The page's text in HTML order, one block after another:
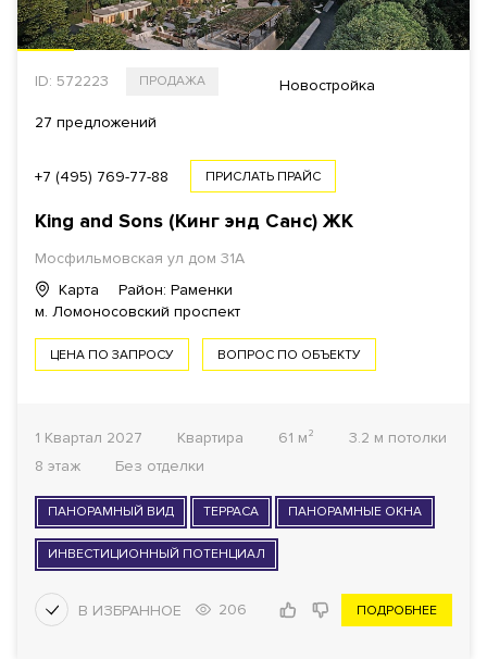
ID: 572223 ПРОДАЖА Новостройка
27 предложений
+7 (495) 769-77-88 ПРИСЛАТЬ ПРАЙС
King and Sons (Кинг энд Санc) ЖК
Мосфильмовская ул дом 31А
Карта
Район: Раменки
м. Ломоносовский проспект
ЦЕНА ПО ЗАПРОСУ ВОПРОС ПО ОБЪЕКТУ
1 Квартал 2027 Квартира 61 м²
3.2 м потолки
8 этаж
Без отделки
ПАНОРАМНЫЙ ВИД ТЕРРАСА ПАНОРАМНЫЕ ОКНА
ИНВЕСТИЦИОННЫЙ ПОТЕНЦИАЛ
206 ПОДРОБНЕЕ